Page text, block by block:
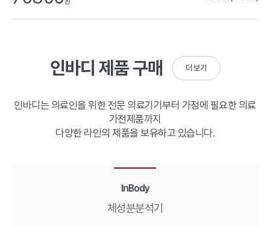
인바디 제품 구매 더 보기
인바디는 의료인을 위한 전문 의료기기부터 가정에 필요한 의료
가전제품까지
다양한 라인의 제품을 보유하고 있습니다.
InBody
체성분분석기